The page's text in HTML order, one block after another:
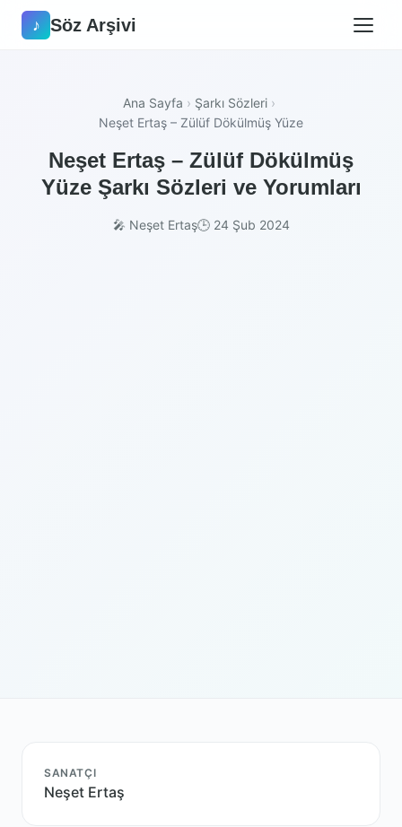
♪ Söz Arşivi
Ana Sayfa › Şarkı Sözleri ›
Neşet Ertaş – Zülüf Dökülmüş Yüze
Neşet Ertaş – Zülüf Dökülmüş
Yüze Şarkı Sözleri ve Yorumları
🎤 Neşet Ertaş🕒 24 Şub 2024
SANATÇI
Neşet Ertaş